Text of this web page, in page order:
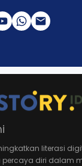
literasi
diri dalam